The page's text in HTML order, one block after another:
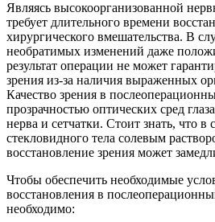
Являясь высокоорганизованной
требует длительного времени
хирургического вмешательства. В
необратимых изменений даже
результат операции не может
зрения из-за наличия выраженных
Качество зрения в
прозрачностью оптических сред
нерва и сетчатки. Стоит знать, что в
стекловидного тела солевым
восстановление зрения может
Чтобы обеспечить необходимые
восстановления в
необходимо: